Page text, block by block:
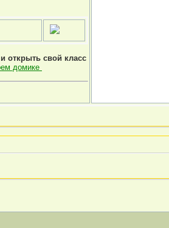
открыть свой класс
домике